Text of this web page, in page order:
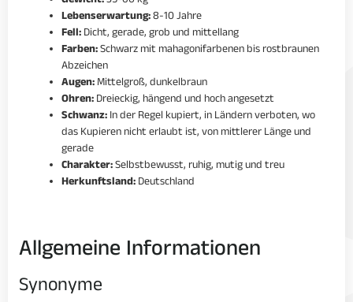
Lebenserwartung:8-10 Jahre
Fell:Dicht, gerade, grob und mittellang
Farben:Schwarz mit mahagonifarbenen bis rostbraunen
Abzeichen
Augen:Mittelgroß, dunkelbraun
Ohren:Dreieckig, hängend und hoch angesetzt
Schwanz:In der Regel kupiert, in Ländern verboten, wo
das Kupieren nicht erlaubt ist, von mittlerer Länge und
gerade
Charakter:Selbstbewusst, ruhig, mutig und treu
Herkunftsland:Deutschland
Allgemeine Informationen
Synonyme